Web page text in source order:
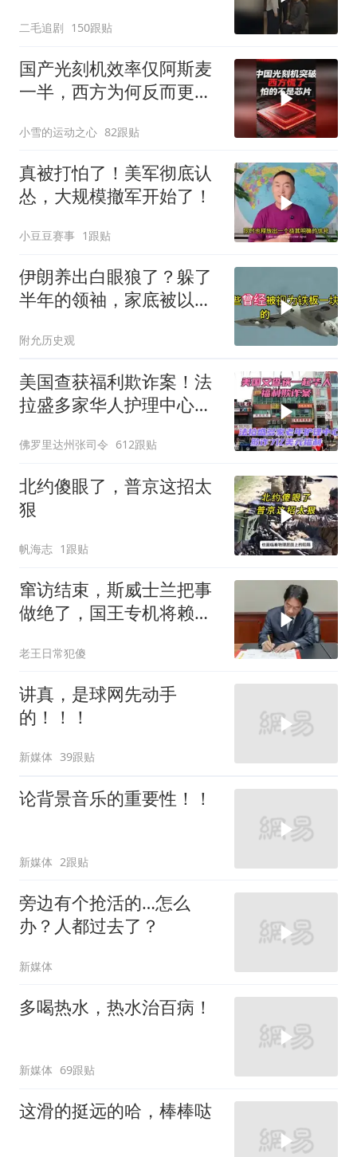
二毛追剧 150跟贴
国产光刻机效率仅阿斯麦
一半，西方为何反而更
小雪的运动之心 82跟贴
真被打怕了！美军彻底认
怂，大规模撤军开始了！
小豆豆赛事 1跟贴
伊朗养出白眼狼了？躲了
半年的领袖，家底被以色
附允历史观
美国查获福利欺诈案！法
拉盛多家华人护理中心欺
佛罗里达州张司令 612跟贴
北约傻眼了，普京这招太
狠
帆海志 1跟贴
窜访结束，斯威士兰把事
做绝了，国王专机将赖清
老王日常犯傻
讲真，是球网先动手
的！！！
新媒体 39跟贴
论背景音乐的重要性！！
新媒体 2跟贴
旁边有个抢活的…怎么
办？人都过去了？
新媒体
多喝热水，热水治百病！
新媒体 69跟贴
这滑的挺远的哈，棒棒哒